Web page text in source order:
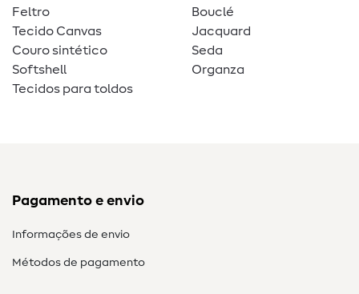
Feltro
Tecido Canvas
Couro sintético
Softshell
Tecidos para toldos
Bouclé
Jacquard
Seda
Organza
Pagamento e envio
Informações de envio
Métodos de pagamento